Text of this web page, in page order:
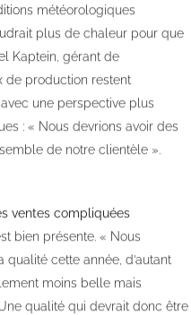
météorologiques
plus de chaleur pour que
Kaptein, gérant de
de production restent
une perspective plus
: « Nous devrions avoir des
de notre clientèle ».
ventes compliquées
bien présente. « Nous
cette année, d’autant
moins belle mais
qualité qui devrait donc être